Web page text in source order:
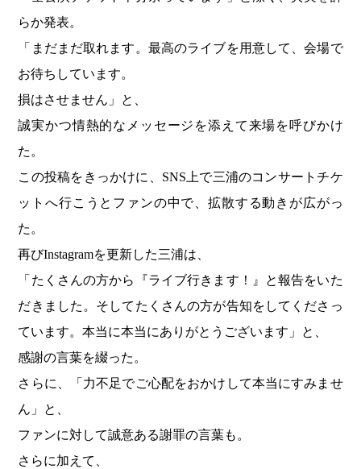
らか発表。
「まだまだ取れます。最高のライブを用意して、会場で
お待ちしています。
損はさせません」と、
誠実かつ情熱的なメッセージを添えて来場を呼びかけ
た。
この投稿をきっかけに、SNS上で三浦のコンサートチケ
ットへ行こうとファンの中で、拡散する動きが広がっ
た。
再びInstagramを更新した三浦は、
「たくさんの方から『ライブ行きます！』と報告をいた
だきました。そしてたくさんの方が告知をしてくださっ
ています。本当に本当にありがとうございます」と、
感謝の言葉を綴った。
さらに、「力不足でご心配をおかけして本当にすみませ
ん」と、
ファンに対して誠意ある謝罪の言葉も。
さらに加えて、